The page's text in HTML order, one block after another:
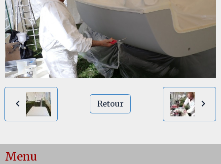
Retour
Menu